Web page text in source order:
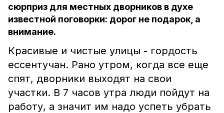
сюрприз для местных дворников в духе
известной поговорки: дорог не подарок, а
внимание.
Красивые и чистые улицы - гордость
ессентучан. Рано утром, когда все еще
спят, дворники выходят на свои
участки. В 7 часов утра люди пойдут на
работу, а значит им надо успеть убрать